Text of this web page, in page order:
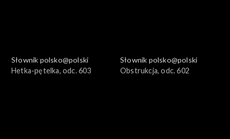
Słownik polsko@polski
Hetka-pętelka, odc. 603
Słownik polsko@polski
Obstrukcja, odc. 602